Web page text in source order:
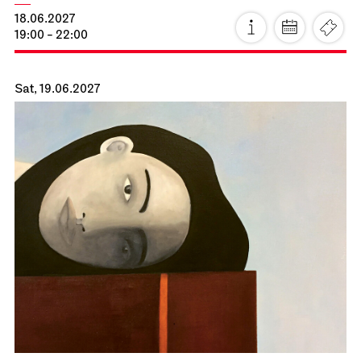
Staatsoper StuttgartOpernhaus
The Magic Flute